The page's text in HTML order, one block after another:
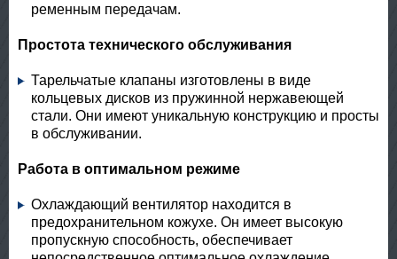
ременным передачам.
Простота технического обслуживания
Тарельчатые клапаны изготовлены в виде
кольцевых дисков из пружинной нержавеющей
стали. Они имеют уникальную конструкцию и просты
в обслуживании.
Работа в оптимальном режиме
Охлаждающий вентилятор находится в
предохранительном кожухе. Он имеет высокую
пропускную способность, обеспечивает